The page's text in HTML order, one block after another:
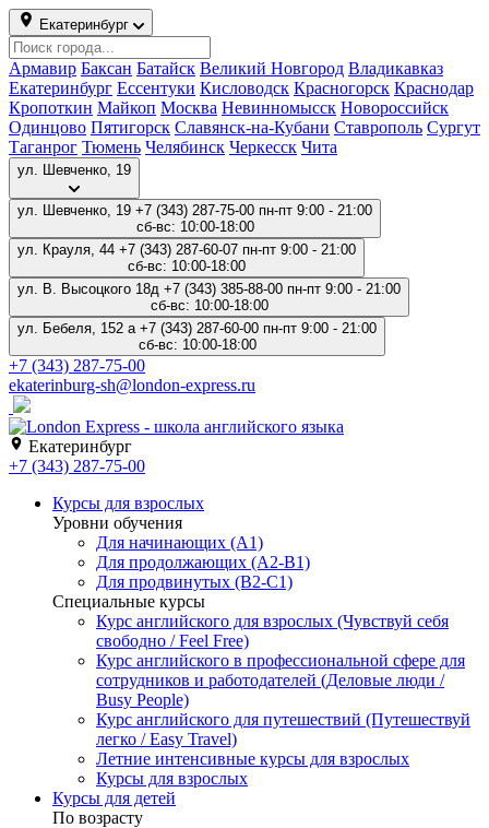
Екатеринбург
Армавир Баксан Батайск Великий Новгород Владикавказ
Екатеринбург Ессентуки Кисловодск Красногорск Краснодар
Кропоткин Майкоп Москва Невинномысск Новороссийск
Одинцово Пятигорск Славянск-на-Кубани Ставрополь Сургут
Таганрог Тюмень Челябинск Черкесск Чита
ул. Шевченко, 19
ул. Шевченко, 19 +7 (343) 287-75-00 пн-пт 9:00 - 21:00
сб-вс: 10:00-18:00
ул. Крауля, 44 +7 (343) 287-60-07 пн-пт 9:00 - 21:00
сб-вс: 10:00-18:00
ул. В. Высоцкого 18д
+7 (343) 385-88-00 пн-пт 9:00 - 21:00
сб-вс: 10:00-18:00
ул. Бебеля, 152 а +7 (343) 287-60-00 пн-пт 9:00 - 21:00
сб-вс: 10:00-18:00
+7 (343) 287-75-00
ekaterinburg-sh@london-express.ru
Екатеринбург
+7 (343) 287-75-00
Курсы для взрослых
Уровни обучения
Для начинающих (A1)
Для продолжающих (A2-B1)
Для продвинутых (B2-C1)
Специальные курсы
Курс английского для взрослых (Чувствуй себя
свободно / Feel Free)
Курс английского в профессиональной сфере для
сотрудников и работодателей (Деловые люди /
Busy People)
Курс английского для путешествий (Путешествуй
легко / Easy Travel)
Летние интенсивные курсы для взрослых
Курсы для взрослых
Курсы для детей
По возрасту